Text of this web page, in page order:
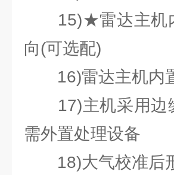
15)★雷达主机内
向(可选配)
16)雷达主机内置
17)主机采用边
需外置处理设备
18)大气校准后形